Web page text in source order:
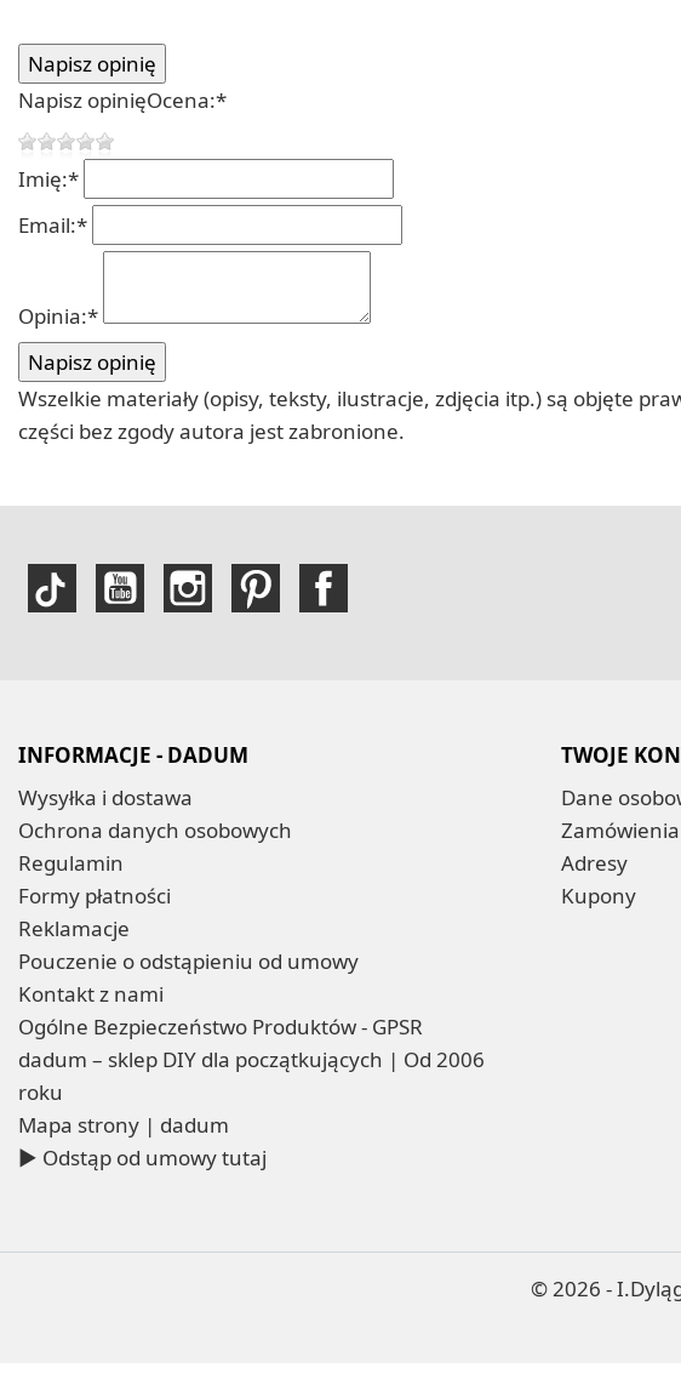
Napisz opinięOcena:*
Imię:*
Email:*
Opinia:*
Wszelkie materiały (opisy, teksty, ilustracje, zdjęcia itp.) są objęte
części bez zgody autora jest zabronione.
INFORMACJE - DADUM
Wysyłka i dostawa
Ochrona danych osobowych
Regulamin
Formy płatności
Reklamacje
Pouczenie o odstąpieniu od umowy
Kontakt z nami
Ogólne Bezpieczeństwo Produktów - GPSR
dadum – sklep DIY dla początkujących | Od 2006
roku
Mapa strony | dadum
▶ Odstąp od umowy tutaj
TWOJE
Dane
Zamówienia
Adresy
Kupony
© 2026 -